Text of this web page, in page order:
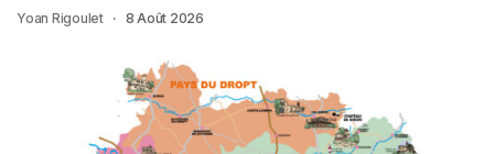
Yoan Rigoulet 8 Août 2026